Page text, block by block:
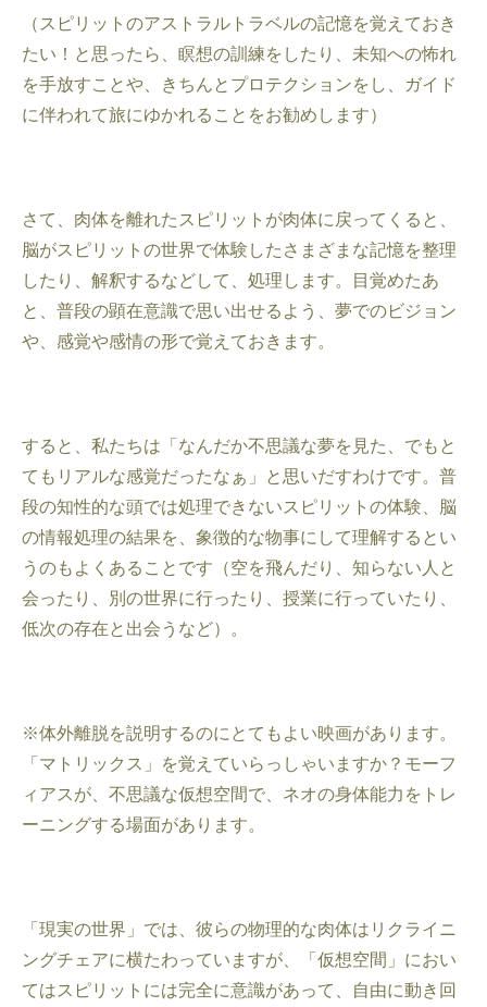
（スピリットのアストラルトラベルの記憶を覚えておき
たい！と思ったら、瞑想の訓練をしたり、未知への怖れ
を手放すことや、きちんとプロテクションをし、ガイド
に伴われて旅にゆかれることをお勧めします）
さて、肉体を離れたスピリットが肉体に戻ってくると、
脳がスピリットの世界で体験したさまざまな記憶を整理
したり、解釈するなどして、処理します。目覚めたあ
と、普段の顕在意識で思い出せるよう、夢でのビジョン
や、感覚や感情の形で覚えておきます。
すると、私たちは「なんだか不思議な夢を見た、でもと
てもリアルな感覚だったなぁ」と思いだすわけです。普
段の知性的な頭では処理できないスピリットの体験、脳
の情報処理の結果を、象徴的な物事にして理解するとい
うのもよくあることです（空を飛んだり、知らない人と
会ったり、別の世界に行ったり、授業に行っていたり、
低次の存在と出会うなど）。
※体外離脱を説明するのにとてもよい映画があります。
「マトリックス」を覚えていらっしゃいますか？モーフ
ィアスが、不思議な仮想空間で、ネオの身体能力をトレ
ーニングする場面があります。
「現実の世界」では、彼らの物理的な肉体はリクライニ
ングチェアに横たわっていますが、「仮想空間」におい
てはスピリットには完全に意識があって、自由に動き回